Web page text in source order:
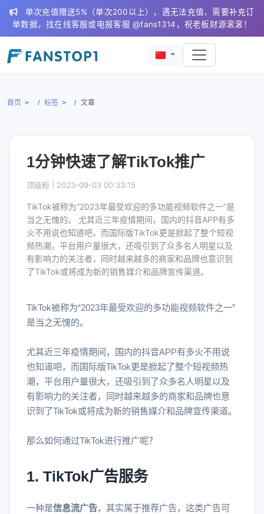
单次充值赠送5%（单次200以上），遇无法充值、需要补充订
单数据，找在线客服或电报客服 @fans1314，祝老板财源滚滚！
首页 标签 文章
1分钟快速了解TikTok推广
顶级粉 | 2023-09-03 00:33:15
TikTok被称为“2023年最受欢迎的多功能视频软件之一”是
当之无愧的。 尤其近三年疫情期间，国内的抖音APP有多
火不用说也知道吧，而国际版TikTok更是掀起了整个短视
频热潮，平台用户量很大，还吸引到了众多名人明星以及
有影响力的关注者，同时越来越多的商家和品牌也意识到
了TikTok或将成为新的销售媒介和品牌宣传渠道。
TikTok被称为“2023年最受欢迎的多功能视频软件之一”
是当之无愧的。
尤其近三年疫情期间，国内的抖音APP有多火不用说
也知道吧，而国际版TikTok更是掀起了整个短视频热
潮，平台用户量很大，还吸引到了众多名人明星以及
有影响力的关注者，同时越来越多的商家和品牌也意
识到了TikTok或将成为新的销售媒介和品牌宣传渠道。
那么如何通过TikTok进行推广呢？
1. TikTok广告服务
一种是信息流广告，其实属于推荐广告，这类广告可